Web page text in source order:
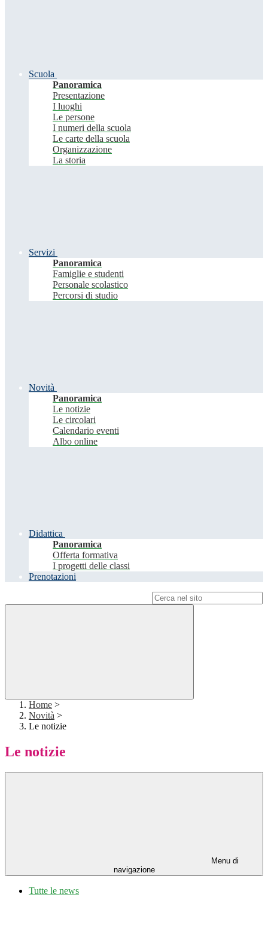
Scuola
Panoramica
Presentazione
I luoghi
Le persone
I numeri della scuola
Le carte della scuola
Organizzazione
La storia
Servizi
Panoramica
Famiglie e studenti
Personale scolastico
Percorsi di studio
Novità
Panoramica
Le notizie
Le circolari
Calendario eventi
Albo online
Didattica
Panoramica
Offerta formativa
I progetti delle classi
Prenotazioni
Home >
Novità >
Le notizie
Le notizie
Menu di
navigazione
Tutte le news